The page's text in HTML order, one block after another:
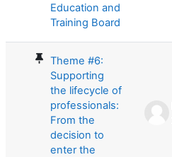
Education and
Training Board
Theme #6:
Supporting
the lifecycle of
professionals:
From the
decision to
enter the